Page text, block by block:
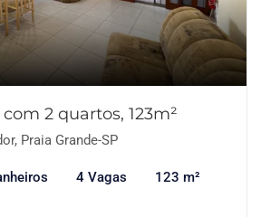
2 quartos, 123m²
Praia Grande-SP
4 Vagas 123 m²